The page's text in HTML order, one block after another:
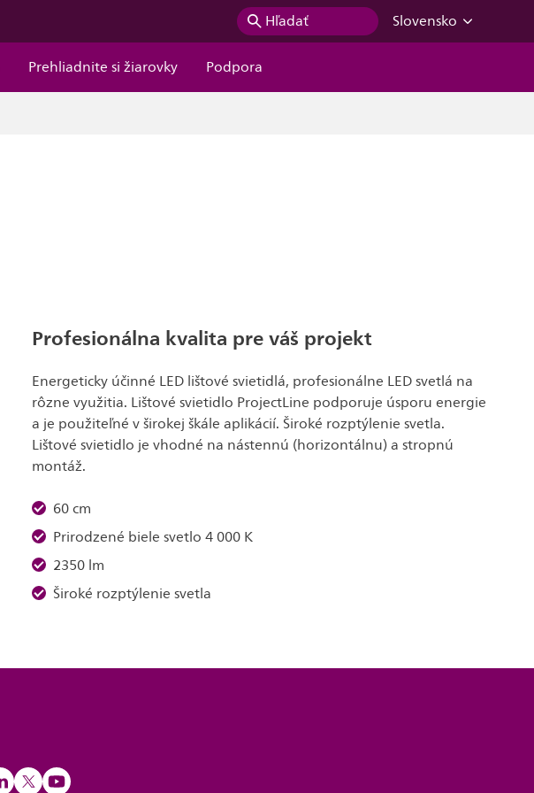
Hľadať
Slovensko
Prehliadnite si žiarovky Podpora
Profesionálna kvalita pre váš projekt
Energeticky účinné LED lištové svietidlá, profesionálne LED svetlá na
rôzne využitia. Lištové svietidlo ProjectLine podporuje úsporu energie
a je použiteľné v širokej škále aplikácií. Široké rozptýlenie svetla.
Lištové svietidlo je vhodné na nástennú (horizontálnu) a stropnú
montáž.
60 cm
Prirodzené biele svetlo 4 000 K
2350 lm
Široké rozptýlenie svetla